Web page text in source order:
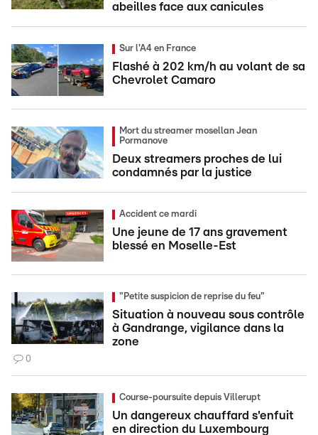
abeilles face aux canicules
Sur l'A4 en France
Flashé à 202 km/h au volant de sa
Chevrolet Camaro
Mort du streamer mosellan Jean
Pormanove
Deux streamers proches de lui
condamnés par la justice
Accident ce mardi
Une jeune de 17 ans gravement
blessé en Moselle-Est
"Petite suspicion de reprise du feu"
Situation à nouveau sous contrôle
à Gandrange, vigilance dans la
zone
0
Course-poursuite depuis Villerupt
Un dangereux chauffard s'enfuit
en direction du Luxembourg